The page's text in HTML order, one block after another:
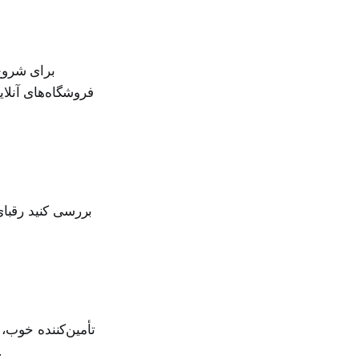
برای
فروشگاه‌های
بررسی کنید
تأمین‌کننده
دارید که می‌تواند محصول را با کیفیت ثابت، قیمت مناسب و در زمان مقرر تحویل دهد.